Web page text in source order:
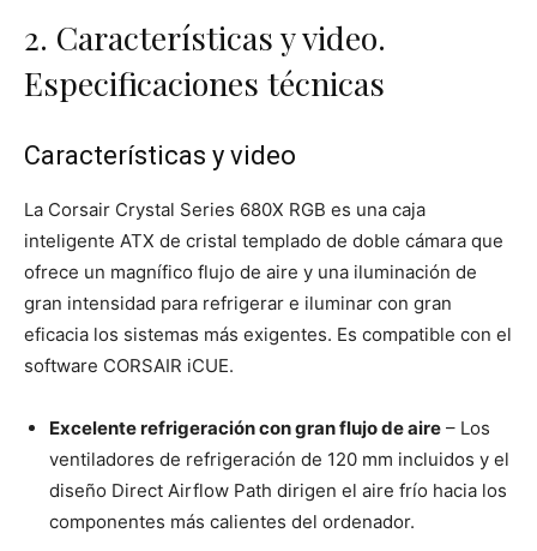
2. Características y video.
Especificaciones técnicas
Características y video
La Corsair Crystal Series 680X RGB es una caja
inteligente ATX de cristal templado de doble cámara que
ofrece un magnífico flujo de aire y una iluminación de
gran intensidad para refrigerar e iluminar con gran
eficacia los sistemas más exigentes. Es compatible con el
software CORSAIR iCUE.
Excelente refrigeración con gran flujo de aire – Los
ventiladores de refrigeración de 120 mm incluidos y el
diseño Direct Airflow Path dirigen el aire frío hacia los
componentes más calientes del ordenador.